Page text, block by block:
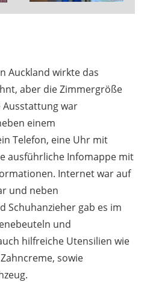
Auckland wirkte das
aber die Zimmergröße
Ausstattung war
einem
Telefon, eine Uhr mit
ausführliche Infomappe mit
Internet war auf
und neben
Schuhanzieher gab es im
und
hilfreiche Utensilien wie
sowie